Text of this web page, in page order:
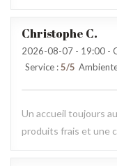
Christophe C
2026-08-07 - 19:00 -
Service :5/5
Un accueil toujours
produits frais et une